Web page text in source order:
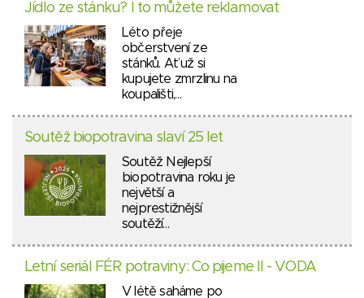
Jídlo ze stánku? I to můžete reklamovat
Léto přeje
občerstvení ze
stánků. Ať už si
kupujete zmrzlinu na
koupališti,…
Soutěž biopotravina slaví 25 let
Soutěž Nejlepší
biopotravina roku je
největší a
nejprestižnější
soutěží…
Letní seriál FÉR potraviny: Co pijeme II - VODA
V létě saháme po